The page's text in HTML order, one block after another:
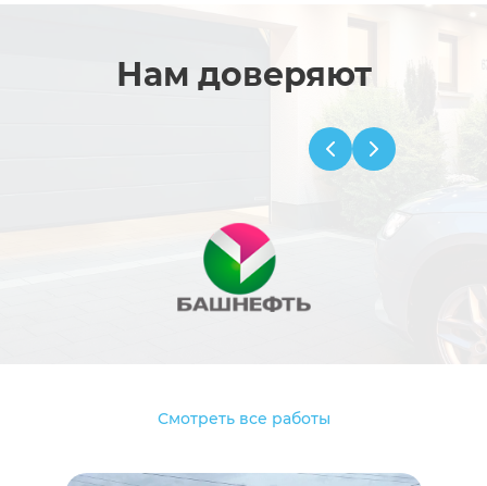
Нам доверяют
Смотреть все работы